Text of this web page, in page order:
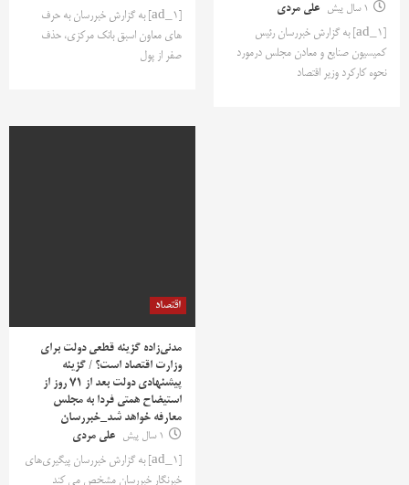
1 سال پیش
علی مردی
[ad_1] به گزارش خبررسان رئیس
کمیسیون صنایع و معادن مجلس درمورد
نحوه کارکرد وزیر اقتصاد
[ad_1] به گزارش خبررسان به حرف
های معاون اسبق بانک مرکزی، حذف
صفر از پول
اقتصاد
مدنی‌زاده گزینه قطعی دولت برای
وزارت اقتصاد است؟ / گزینه
پیشنهادی دولت بعد از 71 روز از
استیضاح همتی فردا به مجلس
معارفه خواهد شد_خبررسان
1 سال پیش
علی مردی
[ad_1] به گزارش خبررسان پیگیری‌های
خبرنگار خبررسان مشخص می کند